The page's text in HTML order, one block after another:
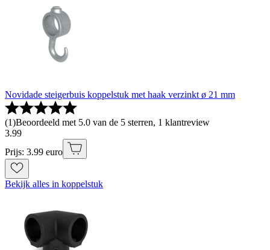
Novidade steigerbuis koppelstuk met haak verzinkt ø 21 mm
(1)Beoordeeld met 5.0 van de 5 sterren, 1 klantreview
3.99
Prijs: 3.99 euro
Bekijk alles in koppelstuk